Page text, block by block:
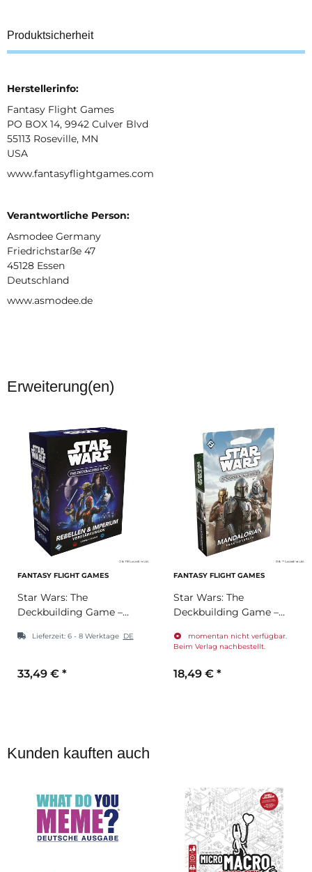
Produktsicherheit
Herstellerinfo:
Fantasy Flight Games
PO BOX 14, 9942 Culver Blvd
55113 Roseville, MN
USA
www.fantasyflightgames.com
Verantwortliche Person:
Asmodee Germany
Friedrichstarße 47
45128 Essen
Deutschland
www.asmodee.de
Erweiterung(en)
FANTASY FLIGHT GAMES
Star Wars: The
Deckbuilding Game –
Verstärkungen
Lieferzeit: 6 - 8 Werktage DE
33,49 € *
FANTASY FLIGHT GAMES
Star Wars: The
Deckbuilding Game –
(Fraktionspack)
momentan nicht verfügbar.
Beim Verlag nachbestellt.
18,49 € *
Kunden kauften auch